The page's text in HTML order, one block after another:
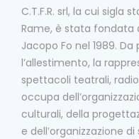
C.T.F.R. srl, la cui sigla
Rame, è stata fondata
Jacopo Fo nel 1989.
l’allestimento, la
spettacoli teatrali,
occupa
culturali, della
e dell’organizzazione